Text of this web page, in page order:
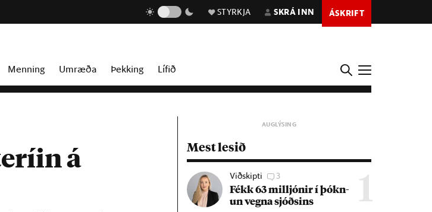
STYRKJA SKRÁ INN ÁSKRIFT
Menning Umræða Þekking Lífið
á
Mest lesið
1
Viðskipti 3
Fékk 63 millj­ón­ir í þókn­
un vegna sjóðs­ins